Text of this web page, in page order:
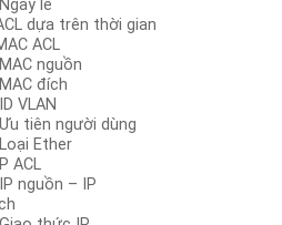
lễ
dựa trên thời gian
ACL
nguồn
đích
VLAN
tiên người dùng
Ether
ACL
nguồn – IP